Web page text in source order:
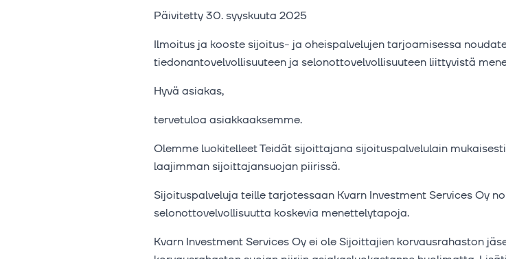
Päivitetty 30. syyskuuta 2025
Ilmoitus ja kooste sijoitus- ja oheispalvelujen tarjoamisessa
tiedonantovelvollisuuteen ja selonottovelvollisuuteen liittyvistä
Hyvä asiakas,
tervetuloa asiakkaaksemme.
Olemme luokitelleet Teidät sijoittajana sijoituspalvelulain mukaisesti
laajimman sijoittajansuojan piirissä.
Sijoituspalveluja teille tarjotessaan Kvarn Investment Services Oy
selonottovelvollisuutta koskevia menettelytapoja.
Kvarn Investment Services Oy ei ole Sijoittajien korvausrahaston